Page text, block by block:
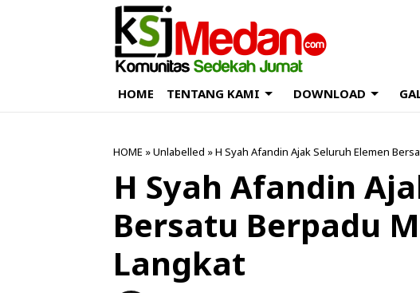
HOME TENTANG KAMI DOWNLOAD
HOME » Unlabelled » H Syah Afandin Ajak Seluruh Elemen
H Syah Afandin
Bersatu Berpadu
Langkat